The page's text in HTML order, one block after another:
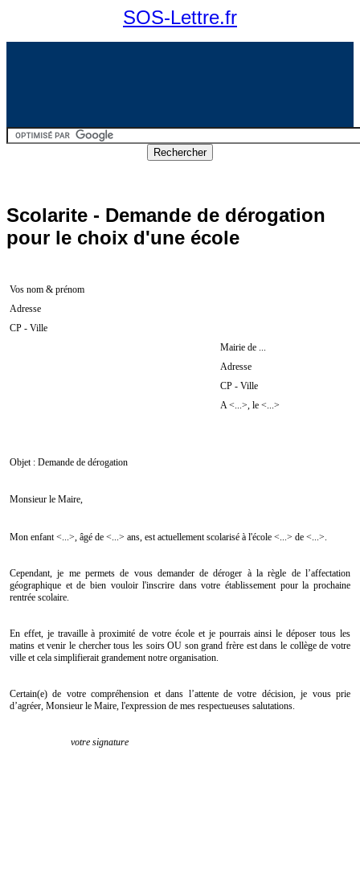
SOS-Lettre.fr
Scolarite - Demande de dérogation
pour le choix d'une école
Vos nom & prénom
Adresse
CP - Ville
Mairie de ...
Adresse
CP - Ville
A <...>, le <...>
Objet : Demande de dérogation
Monsieur le Maire,
Mon enfant <...>, âgé de <...> ans, est actuellement scolarisé à l'école <...> de <...>.
Cependant, je me permets de vous demander de déroger à la règle de l’affectation
géographique et de bien vouloir l'inscrire dans votre établissement pour la prochaine
rentrée scolaire.
En effet, je travaille à proximité de votre école et je pourrais ainsi le déposer tous les
matins et venir le chercher tous les soirs OU son grand frère est dans le collège de votre
ville et cela simplifierait grandement notre organisation.
Certain(e) de votre compréhension et dans l’attente de votre décision, je vous prie
d’agréer, Monsieur le Maire, l'expression de mes respectueuses salutations.
votre signature